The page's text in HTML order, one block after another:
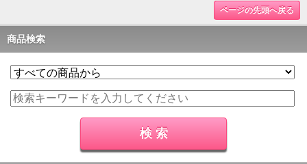
ページの先頭へ戻る
商品検索